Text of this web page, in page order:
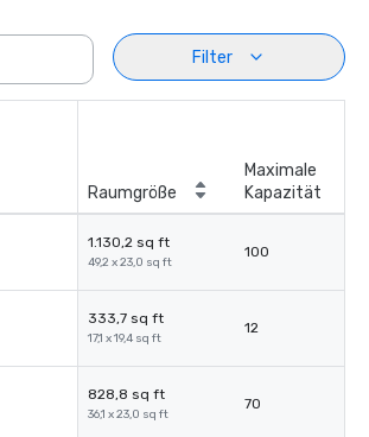
Filter
Raumgröße
Maximale
Kapazität
1.130,2 sq ft
49,2 x 23,0 sq ft
100
333,7 sq ft
17,1 x 19,4 sq ft
12
828,8 sq ft
36,1 x 23,0 sq ft
70